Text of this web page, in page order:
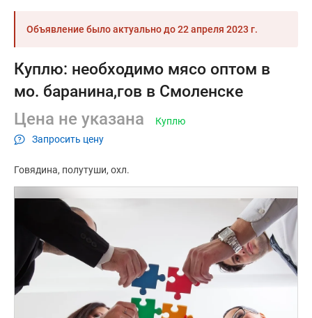
Объявление было актуально до22 апреля 2023 г.
Куплю: необходимо мясо оптом в
мо. баранина,гов в Смоленске
Цена не указана
Запросить цену
Куплю
Говядина полутуши охл.